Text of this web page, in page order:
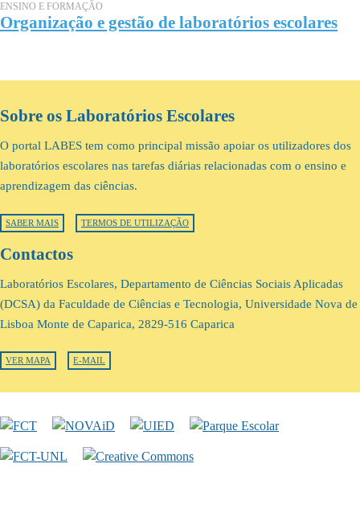
ENSINO E FORMAÇÃO
Organização e gestão de laboratórios escolares
Sobre os Laboratórios Escolares
O portal LABES tem como principal missão apoiar os utilizadores dos
laboratórios escolares nas tarefas diárias relacionadas com o ensino e
aprendizagem das ciências.
SABER MAIS TERMOS DE UTILIZAÇÃO
Contactos
Laboratórios Escolares, Departamento de Ciências Sociais Aplicadas
(DCSA) da Faculdade de Ciências e Tecnologia, Universidade Nova de
Lisboa Monte de Caparica, 2829-516 Caparica
VER MAPA E-MAIL